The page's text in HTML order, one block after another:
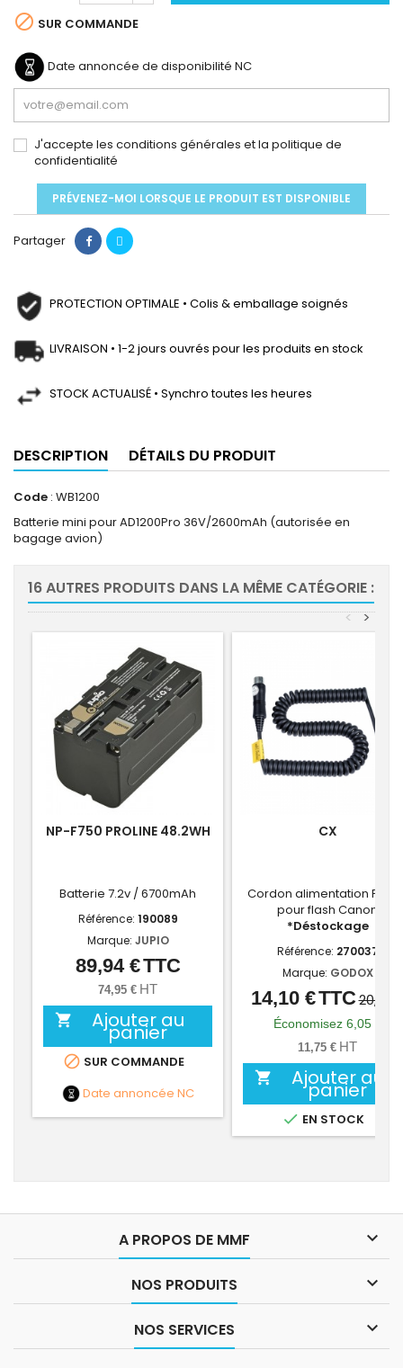
 SUR COMMANDE
Date annoncée de disponibilité NC
J'accepte les conditions générales et la politique de
confidentialité
PRÉVENEZ-MOI LORSQUE LE PRODUIT EST DISPONIBLE
Partager
PROTECTION OPTIMALE • Colis & emballage soignés
LIVRAISON • 1-2 jours ouvrés pour les produits en stock
STOCK ACTUALISÉ • Synchro toutes les heures
DESCRIPTION DÉTAILS DU PRODUIT
Code : WB1200
Batterie mini pour AD1200Pro 36V/2600mAh (autorisée en
bagage avion)
16 AUTRES PRODUITS DANS LA MÊME CATÉGORIE :
>
<
NP-F750 PROLINE 48.2WH
Batterie 7.2v / 6700mAh
Référence: 190089
Marque: JUPIO
Prix
89,94 €TTC
74,95 € HT
 Ajouter au
panier
 SUR COMMANDE
Date annoncée NC
CX
Cordon alimentation
pour flash Canon
*Déstockage
Référence: 270037
Marque: GODOX
Prix
Prix
de
base
14,10 €TTC20,15
Économisez 6,05 €
11,75 € HT
 Ajouter au
panier
 EN STOCK
A PROPOS DE MMF 
NOS PRODUITS 
NOS SERVICES 